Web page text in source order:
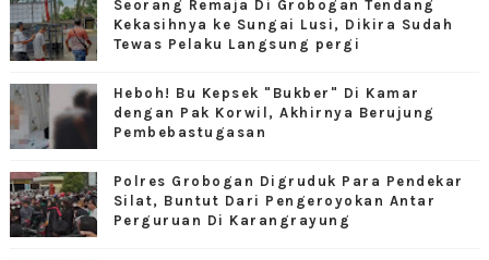
Seorang Remaja Di Grobogan Tendang
Kekasihnya ke Sungai Lusi, Dikira Sudah
Tewas Pelaku Langsung pergi
Heboh! Bu Kepsek "Bukber" Di Kamar
dengan Pak Korwil, Akhirnya Berujung
Pembebastugasan
Polres Grobogan Digruduk Para Pendekar
Silat, Buntut Dari Pengeroyokan Antar
Perguruan Di Karangrayung